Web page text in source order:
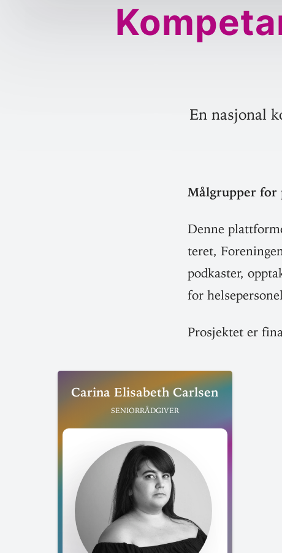
En nasjonal
Mål­grupper for
Denne
teret,
podkaster,
for
​​Pro­sjektet er
Carina Eli­sabeth Carlsen
Seniorrådgiver